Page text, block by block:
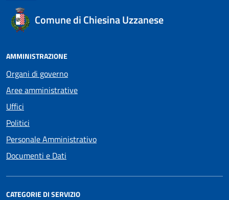
Comune di Chiesina Uzzanese
AMMINISTRAZIONE
Organi di governo
Aree amministrative
Uffici
Politici
Personale Amministrativo
Documenti e Dati
CATEGORIE DI SERVIZIO